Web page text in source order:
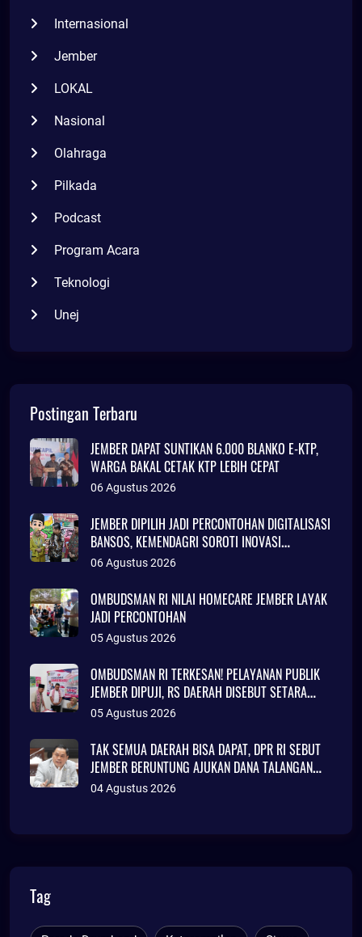
Internasional
Jember
LOKAL
Nasional
Olahraga
Pilkada
Podcast
Program Acara
Teknologi
Unej
Postingan Terbaru
JEMBER DAPAT SUNTIKAN 6.000 BLANKO E-KTP,
WARGA BAKAL CETAK KTP LEBIH CEPAT
06 Agustus 2026
JEMBER DIPILIH JADI PERCONTOHAN DIGITALISASI
BANSOS, KEMENDAGRI SOROTI INOVASI
ADMINDUK
06 Agustus 2026
OMBUDSMAN RI NILAI HOMECARE JEMBER LAYAK
JADI PERCONTOHAN
05 Agustus 2026
OMBUDSMAN RI TERKESAN! PELAYANAN PUBLIK
JEMBER DIPUJI, RS DAERAH DISEBUT SETARA
KLINIK JAKARTA
05 Agustus 2026
TAK SEMUA DAERAH BISA DAPAT, DPR RI SEBUT
JEMBER BERUNTUNG AJUKAN DANA TALANGAN
Rp786 MILIAR
04 Agustus 2026
Tag